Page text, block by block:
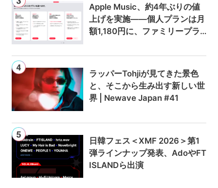
Apple Music、約4年ぶりの値
上げを実施——個人プランは月
額1,180円に、ファミリープラ
ラッパーTohjiが見てきた景色
と、そこから生み出す新しい世
界 | Newave Japan #41
日韓フェス＜XMF 2026＞第1
弾ラインナップ発表、AdoやFT
ISLANDら出演